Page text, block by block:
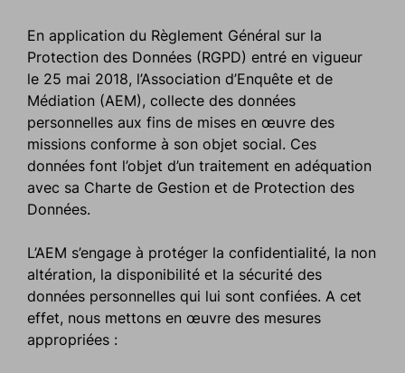
En application du Règlement Général sur la
Protection des Données (RGPD) entré en vigueur
le 25 mai 2018, l’Association d’Enquête et de
Médiation (AEM), collecte des données
personnelles aux fins de mises en œuvre des
missions conforme à son objet social. Ces
données font l’objet d’un traitement en adéquation
avec sa Charte de Gestion et de Protection des
Données.
L’AEM s’engage à protéger la confidentialité, la non
altération, la disponibilité et la sécurité des
données personnelles qui lui sont confiées. A cet
effet, nous mettons en œuvre des mesures
appropriées :